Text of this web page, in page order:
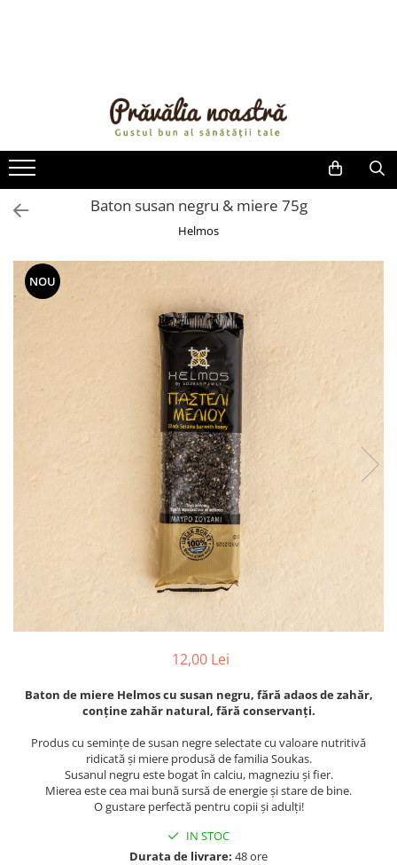
ULEIURI ȘI UNTURI
MĂSLINE
NUCI ȘI SEMINȚE
FRUCTE DESHIDRATATE
FRUCTE LA CONSERVĂ
OȚETURI ȘI SOSURI
SOSURI
FĂINĂ FĂRĂ GLUTEN
BĂUTURI / LAPTE VEGETAL
OREZ ȘI CEREALE
CREME ȘI PASTE TARTINABILE
CONDIMENTE
CEAIURI GRECEȘTI
CIOCOLATĂ ȘI CACAO
HEALTHY SNACKS
SUPERALIMENTE
LACTATE
BACANIE
PRODUSE ECO / ORGANICE
REMEDII NATURISTE
Baton susan negru & miere 75g
Helmos
NOU
12,00 Lei
Baton de miere Helmos cu susan negru, fără adaos de zahăr,
conține zahăr natural, fără conservanți.
Produs cu semințe de susan negre selectate cu valoare nutritivă
ridicată și miere produsă de familia Soukas.
Susanul negru este bogat în calciu, magneziu și fier.
Mierea este cea mai bună sursă de energie și stare de bine.
O gustare perfectă pentru copii și adulți!
IN STOC
Durata de livrare: 48 ore